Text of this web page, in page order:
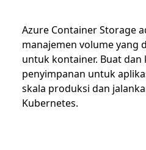
Azure Container Storage
manajemen volume yang
untuk kontainer. Buat dan
penyimpanan untuk
skala produksi dan
Kubernetes.